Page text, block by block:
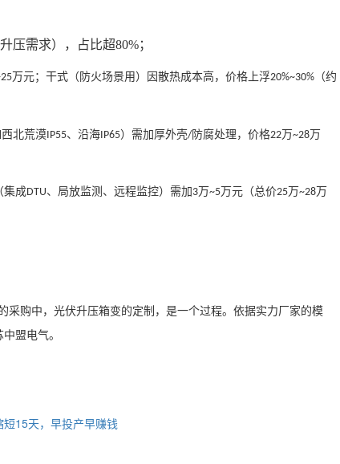
升压需求），占比超80%；
万元；干式（防火场景用）因散热成本高，价格上浮20%~30% （约
北荒漠 IP55、沿海 IP65）需加厚外壳/防腐处理，价格22 万~28 万
集成DTU、局放监测、远程监控）需加 3 万~5 万元（总价25 万~28 万
采购中，光伏升压箱变的定制，是一个过程。依据实力厂家的模
盟电气。
15天，早投产早赚钱